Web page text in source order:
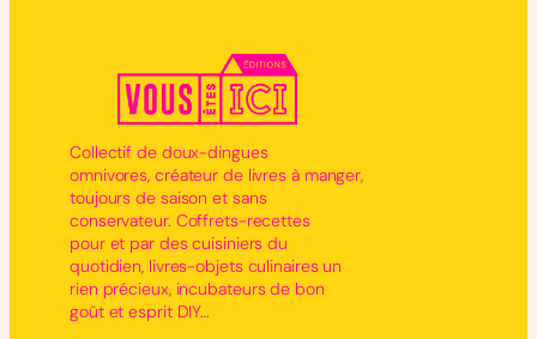
Collectif de doux-dingues
omnivores, créateur de livres à manger,
toujours de saison et sans
conservateur. Coffrets-recettes
pour et par des cuisiniers du
quotidien, livres-objets culinaires un
rien précieux, incubateurs de bon
goût et esprit DIY…